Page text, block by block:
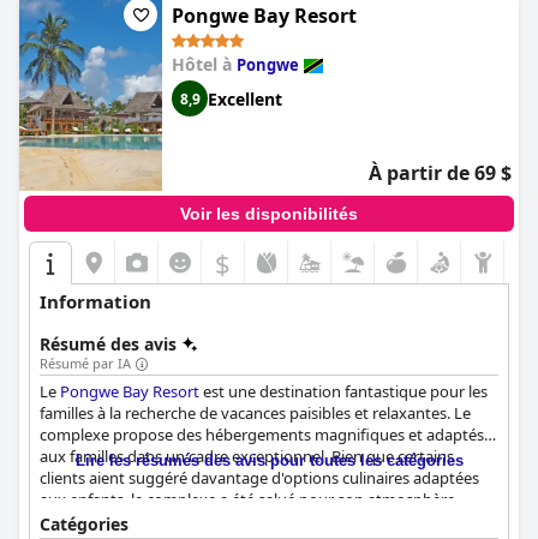
Pongwe Bay Resort
Hôtel à Pongwe
8,9 Excellent
À partir de 69 $
Voir les disponibilités
$
Information
Résumé des avis
Résumé par IA
Le Pongwe Bay Resortest une destination fantastique pour les
familles à la recherche de vacances paisibles et relaxantes. Le
complexe propose des hébergements magnifiques et adaptés
aux familles dans un cadre exceptionnel. Bien que certains
clients aient suggéré davantage d'options culinaires adaptées
aux enfants, le complexe a été salué pour son atmosphère
familiale et adaptée aux enfants. L'emplacement du complexe
Lire les résumés des avis pour toutes les catégories
Catégories